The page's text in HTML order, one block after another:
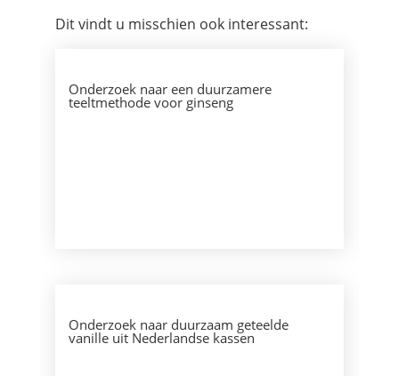
Dit vindt u misschien ook interessant:
Onderzoek naar een duurzamere
teeltmethode voor ginseng
Onderzoek naar duurzaam geteelde
vanille uit Nederlandse kassen